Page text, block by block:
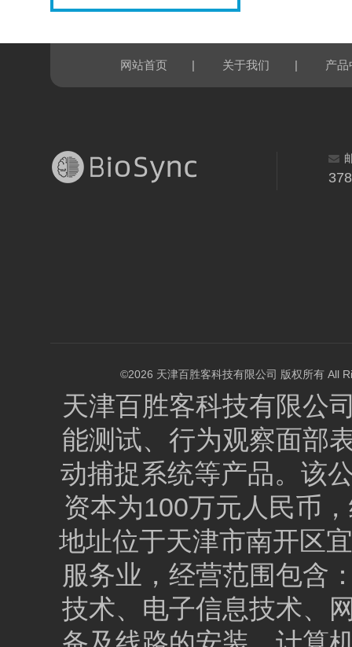
网站首页 | 关于我们 | 产品
©2026 天津百胜客科技有限公司 版权所有 All
天津百胜客科技有限公
能测试、行为观察面部
动捕捉系统等产品。该
资本为100万元人民币
地址位于天津市南开区
服务业，经营范围包含
技术、电子信息技术、